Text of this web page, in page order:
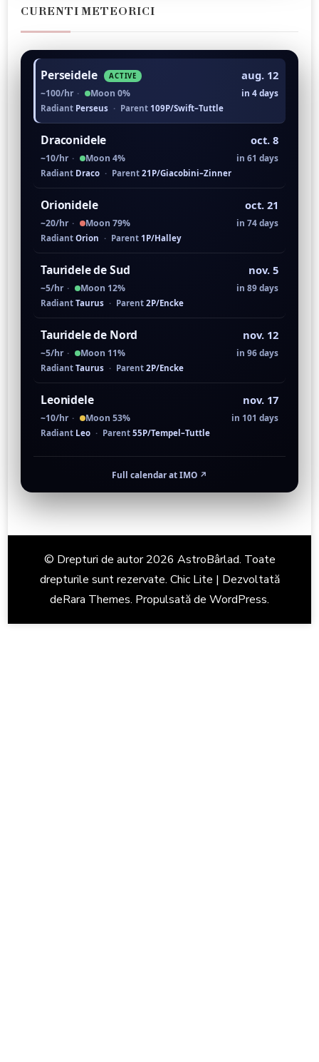
CURENTI METEORICI
Perseidele ACTIVE aug. 12
~100/hr · Moon 0% in 4 days
Radiant Perseus · Parent 109P/Swift–Tuttle
Draconidele oct. 8
~10/hr · Moon 4% in 61 days
Radiant Draco · Parent 21P/Giacobini–Zinner
Orionidele oct. 21
~20/hr · Moon 79% in 74 days
Radiant Orion · Parent 1P/Halley
Tauridele de Sud nov. 5
~5/hr · Moon 12% in 89 days
Radiant Taurus · Parent 2P/Encke
Tauridele de Nord nov. 12
~5/hr · Moon 11% in 96 days
Radiant Taurus · Parent 2P/Encke
Leonidele nov. 17
~10/hr · Moon 53% in 101 days
Radiant Leo · Parent 55P/Tempel–Tuttle
Full calendar at IMO ↗
© Drepturi de autor 2026 AstroBârlad. Toate
drepturile sunt rezervate. Chic Lite | Dezvoltată
deRara Themes. Propulsată de WordPress.